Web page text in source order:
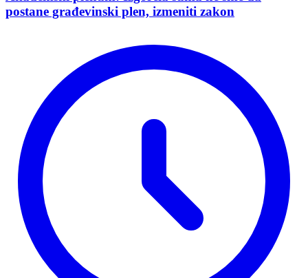
postane građevinski plen, izmeniti zakon